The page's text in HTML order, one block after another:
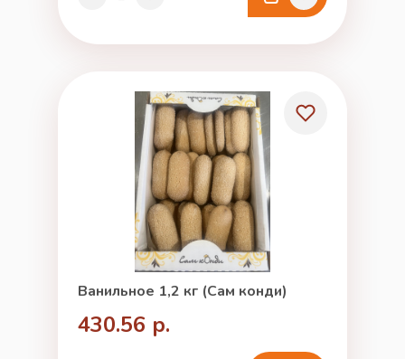
Ванильное 1,2 кг (Сам конди)
430.56 р.